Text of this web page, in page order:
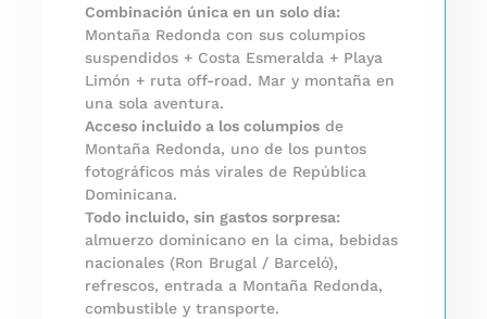
Combinación única en un solo día:
Montaña Redonda con sus columpios
suspendidos + Costa Esmeralda + Playa
Limón + ruta off-road. Mar y montaña en
una sola aventura.
Acceso incluido a los columpios de
Montaña Redonda, uno de los puntos
fotográficos más virales de República
Dominicana.
Todo incluido, sin gastos sorpresa:
almuerzo dominicano en la cima, bebidas
nacionales (Ron Brugal / Barceló),
refrescos, entrada a Montaña Redonda,
combustible y transporte.